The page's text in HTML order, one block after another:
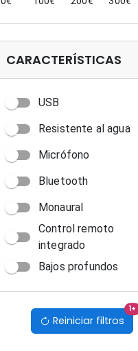
CARACTERÍSTICAS
USB
Resistente al agua
Micrófono
Bluetooth
Monaural
Control remoto
integrado
Bajos profundos
Reiniciar filtros
1+